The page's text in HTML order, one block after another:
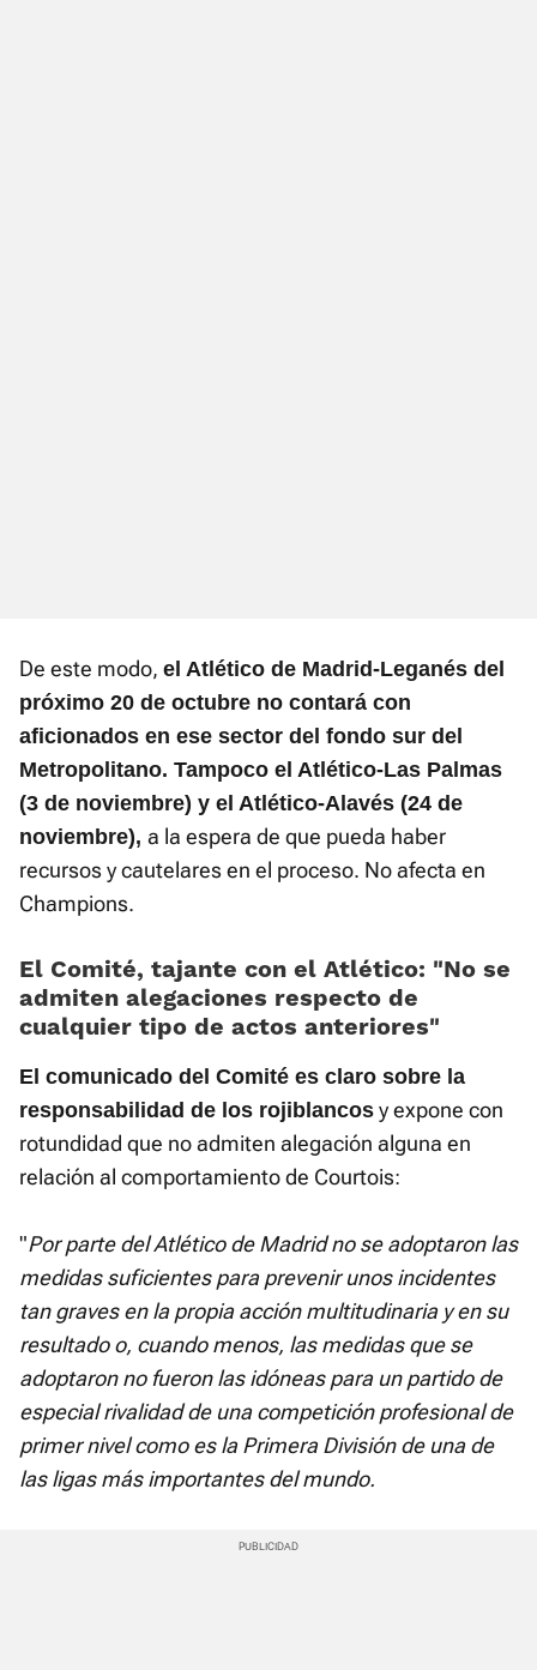
De este modo, el Atlético de Madrid-Leganés del
próximo 20 de octubre no contará con
aficionados en ese sector del fondo sur del
Metropolitano. Tampoco el Atlético-Las Palmas
(3 de noviembre) y el Atlético-Alavés (24 de
noviembre), a la espera de que pueda haber
recursos y cautelares en el proceso. No afecta en
Champions.
El Comité, tajante con el Atlético: "No se
admiten alegaciones respecto de
cualquier tipo de actos anteriores"
El comunicado del Comité es claro sobre la
responsabilidad de los rojiblancos y expone con
rotundidad que no admiten alegación alguna en
relación al comportamiento de Courtois:
"Por parte del Atlético de Madrid no se adoptaron las
medidas suficientes para prevenir unos incidentes
tan graves en la propia acción multitudinaria y en su
resultado o, cuando menos, las medidas que se
adoptaron no fueron las idóneas para un partido de
especial rivalidad de una competición profesional de
primer nivel como es la Primera División de una de
las ligas más importantes del mundo.